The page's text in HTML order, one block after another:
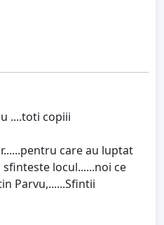
....toti copiii
care au luptat
sfinteste locul......noi ce
Parvu,......Sfintii